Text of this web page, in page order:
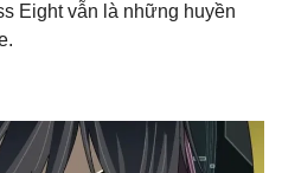
Eight vẫn là những huyền